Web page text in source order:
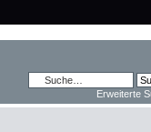
Erweiterte